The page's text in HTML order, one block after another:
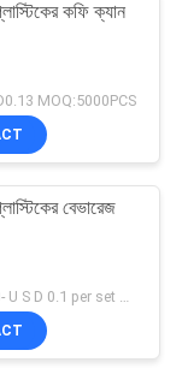
কফি ক্যান
MOQ:5000PCS
বেভারেজ